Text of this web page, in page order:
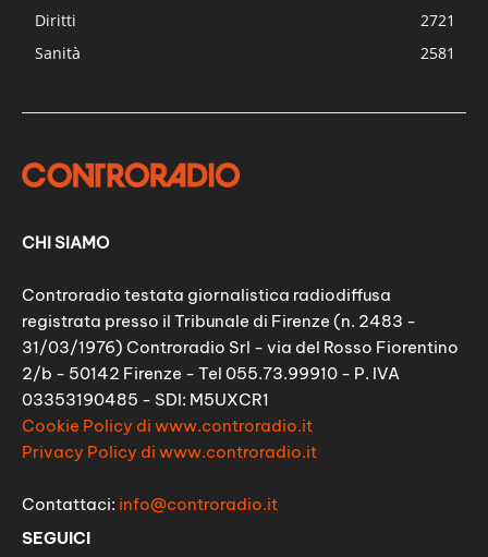
Diritti
2721
Sanità
2581
CHI SIAMO
Controradio testata giornalistica radiodiffusa
registrata presso il Tribunale di Firenze (n. 2483 -
31/03/1976) Controradio Srl - via del Rosso Fiorentino
2/b - 50142 Firenze - Tel 055.73.99910 - P. IVA
03353190485 - SDI: M5UXCR1
Cookie Policy di www.controradio.it
Privacy Policy di www.controradio.it
Contattaci: info@controradio.it
SEGUICI